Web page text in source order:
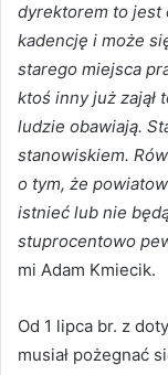
dyrektorem to jest
kadencję i może
starego miejsca
ktoś inny już zajął
ludzie obawiają.
stanowiskiem.
o tym, że
istnieć lub nie
stuprocentowo
mi Adam Kmiecik.
Od 1 lipca br. z
musiał pożegnać